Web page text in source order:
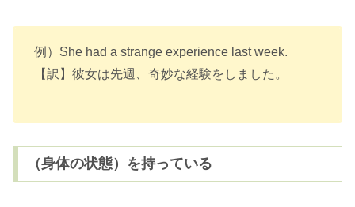
例）She had a strange experience last week.
【訳】彼女は先週、奇妙な経験をしました。
（身体の状態）を持っている